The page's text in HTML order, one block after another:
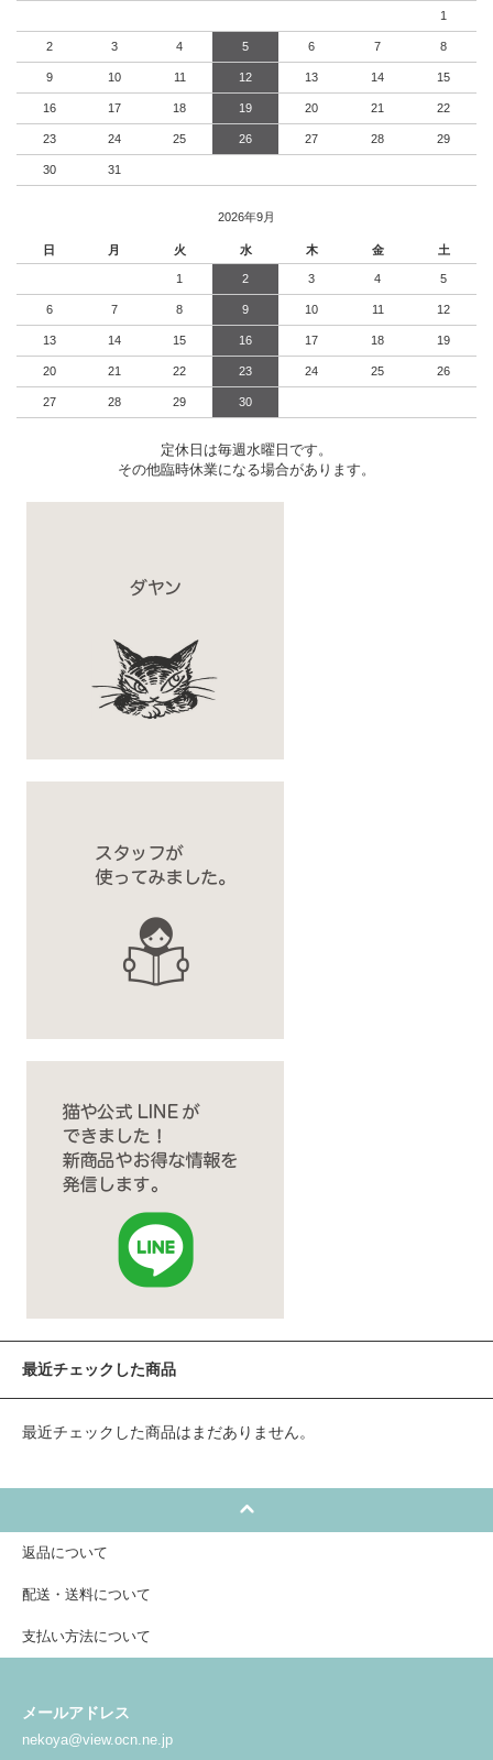
1
2 3 4 5 6 7 8
9 10 11 12 13 14 15
16 17 18 19 20 21 22
23 24 25 26 27 28 29
30 31
2026年9月
日 月 火 水 木 金 土
1 2 3 4 5
6 7 8 9 10 11 12
13 14 15 16 17 18 19
20 21 22 23 24 25 26
27 28 29 30
定休日は毎週水曜日です。
その他臨時休業になる場合があります。
最近チェックした商品
最近チェックした商品はまだありません。
返品について
配送・送料について
支払い方法について
メールアドレス
nekoya@view.ocn.ne.jp